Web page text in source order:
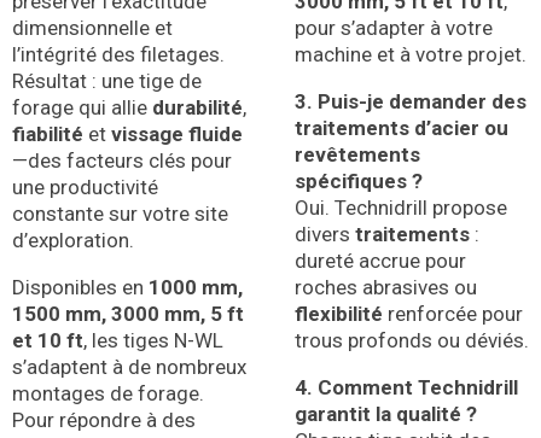
dimensionnelle et
l’intégrité des filetages.
Résultat : une tige de
forage qui allie durabilité,
fiabilité et vissage fluide
—des facteurs clés pour
une productivité
constante sur votre site
d’exploration.
Disponibles en 1000 mm,
1500 mm, 3000 mm, 5 ft
et 10 ft, les tiges N-WL
s’adaptent à de nombreux
montages de forage.
Pour répondre à des
pour s’adapter à votre
machine et à votre projet.
3. Puis-je demander des
traitements d’acier ou
revêtements
spécifiques ?
Oui. Technidrill propose
divers traitements :
dureté accrue pour
roches abrasives ou
flexibilité renforcée pour
trous profonds ou déviés.
4. Comment Technidrill
garantit la qualité ?